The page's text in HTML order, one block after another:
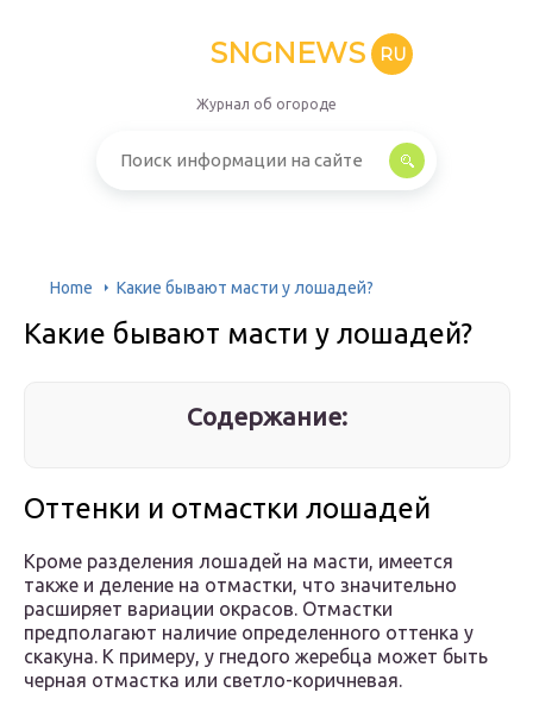
SNGNEWS RU
Журнал об огороде
Home Какие бывают масти у лошадей?
Какие бывают масти у лошадей?
Содержание:
Оттенки и отмастки лошадей
Кроме разделения лошадей на масти, имеется
также и деление на отмастки, что значительно
расширяет вариации окрасов. Отмастки
предполагают наличие определенного оттенка у
скакуна. К примеру, у гнедого жеребца может быть
черная отмастка или светло-коричневая.